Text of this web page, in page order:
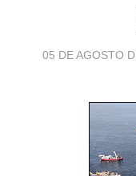
05 DE AGOSTO